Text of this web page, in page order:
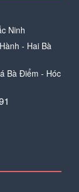
Ninh
- Hai Bà
Bà Điểm - Hóc